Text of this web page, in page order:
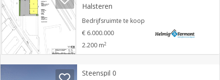
Halsteren
Bedrijfsruimte te koop
€ 6.000.000
2.200 m2
Steenspil 0